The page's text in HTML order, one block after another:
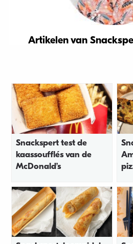
Artikelen van
Snackspert test de
kaassoufflés van de
McDonald’s